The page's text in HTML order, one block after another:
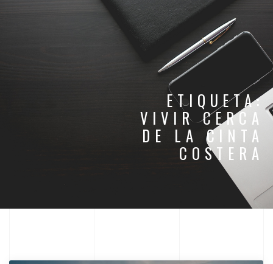
ETIQUETA:
VIVIR CERCA
DE LA CINTA
COSTERA